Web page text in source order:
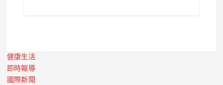
健康生活
即時報導
國際新聞